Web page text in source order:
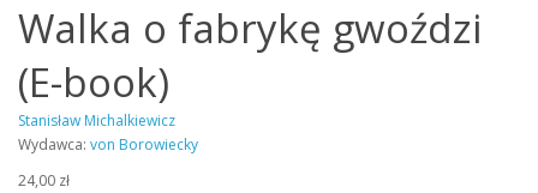
Walka o fabrykę gwoździ
(E-book)
Stanisław Michalkiewicz
Wydawca: von Borowiecky
24,00 zł